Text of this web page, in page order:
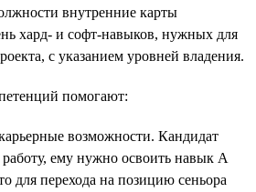
внутренние карты
хард- и софт-навыков, нужных для
с указанием уровней владения.
помогают:
возможности. Кандидат
ему нужно освоить навык А
для перехода на позицию сеньора